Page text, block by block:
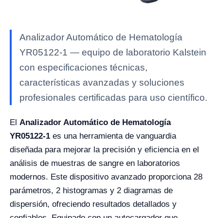
Analizador Automático de Hematología
YR05122-1 — equipo de laboratorio Kalstein
con especificaciones técnicas,
características avanzadas y soluciones
profesionales certificadas para uso científico.
El Analizador Automático de Hematología
YR05122-1 es una herramienta de vanguardia
diseñada para mejorar la precisión y eficiencia en el
análisis de muestras de sangre en laboratorios
modernos. Este dispositivo avanzado proporciona 28
parámetros, 2 histogramas y 2 diagramas de
dispersión, ofreciendo resultados detallados y